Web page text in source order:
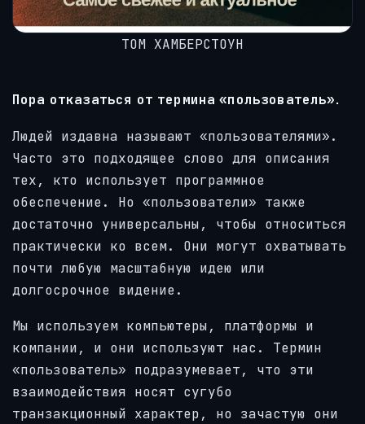
ТОМ ХАМБЕРСТОУН
Пора отказаться от термина «пользователь».
Людей издавна называют «пользователями».
Часто это подходящее слово для описания
тех, кто использует программное
обеспечение. Но «пользователи» также
достаточно универсальны, чтобы относиться
практически ко всем. Они могут охватывать
почти любую масштабную идею или
долгосрочное видение.
Мы используем компьютеры, платформы и
компании, и они используют нас. Термин
«пользователь» подразумевает, что эти
взаимодействия носят сугубо
транзакционный характер, но зачастую они